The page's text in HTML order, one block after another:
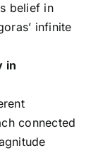
belief in
infinite
in
connected